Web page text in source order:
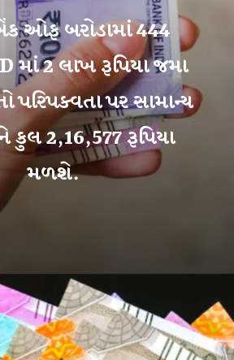
ઓફ બરોડામાં 444
માં 2 લાખ રૂપિયા જમા
પરિપક્વતા પર સામાન્ય
કુલ 2,16,577 રૂપિયા
મળશે.